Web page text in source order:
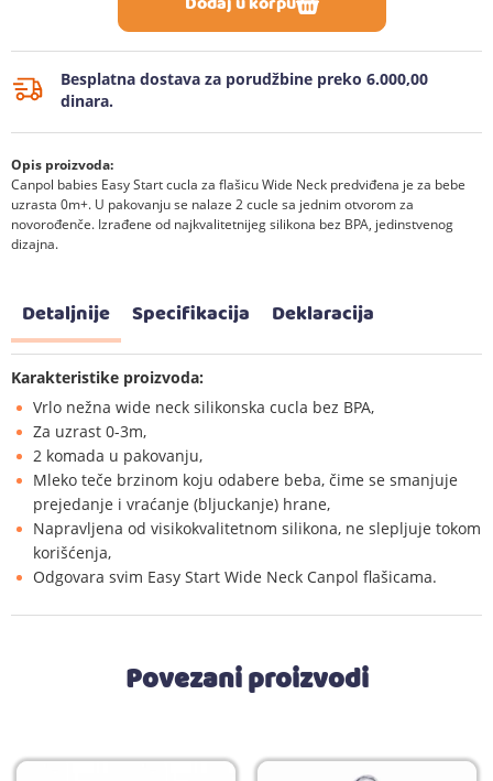
Besplatna dostava za porudžbine preko 6.000,00
dinara.
Opis proizvoda:
Canpol babies Easy Start cucla za flašicu Wide Neck predviđena je za bebe
uzrasta 0m+. U pakovanju se nalaze 2 cucle sa jednim otvorom za
novorođenče. Izrađene od najkvalitetnijeg silikona bez BPA, jedinstvenog
dizajna.
Detaljnije Specifikacija Deklaracija
Karakteristike proizvoda:
Vrlo nežna wide neck silikonska cucla bez BPA,
Za uzrast 0-3m,
2 komada u pakovanju,
Mleko teče brzinom koju odabere beba, čime se smanjuje
prejedanje i vraćanje (bljuckanje) hrane,
Napravljena od visikokvalitetnom silikona, ne slepljuje tokom
korišćenja,
Odgovara svim Easy Start Wide Neck Canpol flašicama.
Povezani proizvodi